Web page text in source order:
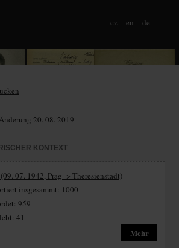
cz en de
20. 08. 2019
KONTEXT
07. 1942, Prag -> Theresienstadt)
insgesammt: 1000
959
41
Mehr